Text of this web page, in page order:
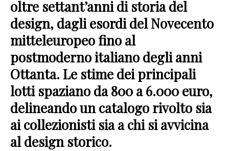
oltre settant’anni di storia del
design, dagli esordi del Novecento
mitteleuropeo fino al
postmoderno italiano degli anni
Ottanta. Le stime dei principali
lotti spaziano da 800 a 6.000 euro,
delineando un catalogo rivolto sia
ai collezionisti sia a chi si avvicina
al design storico.